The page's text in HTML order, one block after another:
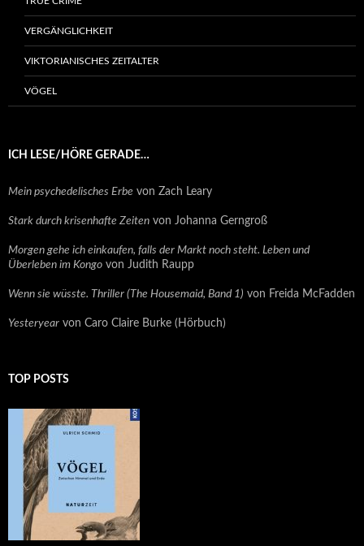
VERGÄNGLICHKEIT
VIKTORIANISCHES ZEITALTER
VÖGEL
ICH LESE/HÖRE GERADE…
Mein psychedelisches Erbe von Zach Leary
Stark durch krisenhafte Zeiten von Johanna Gerngroß
Morgen gehe ich einkaufen, falls der Markt noch steht. Leben und
Überleben im Kongo von Judith Raupp
Wenn sie wüsste. Thriller (The Housemaid, Band 1) von Freida McFadden
Yesteryear von Caro Claire Burke (Hörbuch)
TOP POSTS